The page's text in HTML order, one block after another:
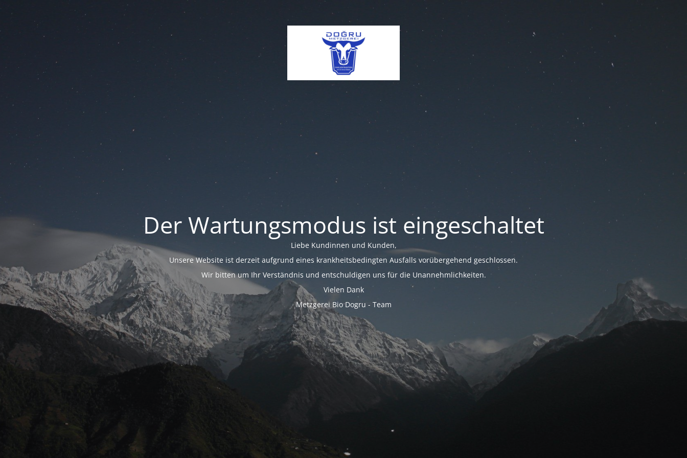
Der Wartungsmodus ist eingeschaltet
Liebe Kundinnen und Kunden,
Unsere Website ist derzeit aufgrund eines krankheitsbedingten Ausfalls vorübergehend geschlossen.
Wir bitten um Ihr Verständnis und entschuldigen uns für die Unannehmlichkeiten.
Vielen Dank
Metzgerei Bio Dogru - Team